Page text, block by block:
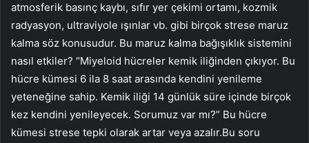
atmosferik basınç kaybı, sıfır yer çekimi ortamı, kozmik
radyasyon, ultraviyole ışınlar vb. gibi birçok strese maruz
kalma söz konusudur. Bu maruz kalma bağışıklık sistemini
nasıl etkiler? “Miyeloid hücreler kemik iliğinden çıkıyor. Bu
hücre kümesi 6 ila 8 saat arasında kendini yenileme
yeteneğine sahip. Kemik iliği 14 günlük süre içinde birçok
kez kendini yenileyecek. Sorumuz var mı?” Bu hücre
kümesi strese tepki olarak artar veya azalır.Bu soru